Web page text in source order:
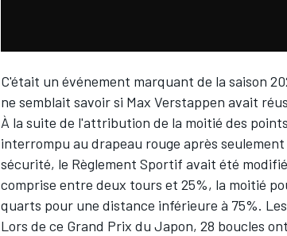
WEC
C'était un événement marquant de la saison
ne semblait savoir si Max Verstappen avait
À la suite de l'attribution de la moitié des
interrompu au drapeau rouge après
sécurité, le Règlement Sportif avait été
comprise entre deux tours et 25%, la moitié
quarts pour une distance inférieure à 75%.
Lors de ce Grand Prix du Japon, 28 boucles